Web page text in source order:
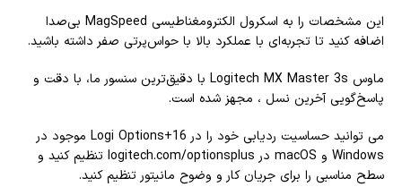
این مشخصات را به اسکرول الکترومغناطیسی MagSpeed ​​بی‌صدا
اضافه کنید تا تجربه‌ای با عملکرد بالا با حواس‌پرتی صفر داشته باشید.
ماوس Logitech MX Master 3s با دقیق‌ترین سنسور ما، با دقت و
پاسخ‌گویی آخرین نسل ، مجهز شده است.
می توانید حساسیت ردیابی خود را در Logi Options+16 موجود در
Windows و macOS در logitech.com/optionsplus تنظیم کنید و
سطح مناسبی را برای جریان کار و وضوح مانیتور تنظیم کنید.